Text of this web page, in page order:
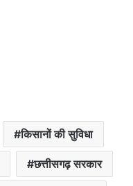
किसानों की सुविधा
छत्तीसगढ़ सरकार